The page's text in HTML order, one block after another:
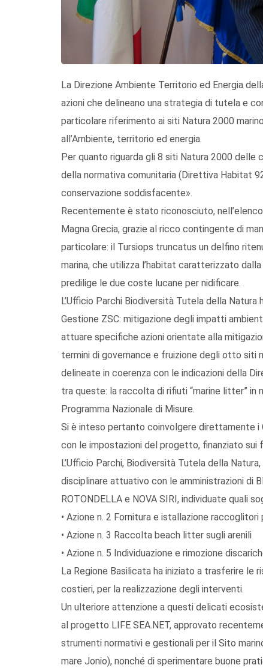
La Direzione Ambiente Territorio ed Energia
azioni che delineano una strategia di tutela e
particolare riferimento ai siti Natura 2000
all’Ambiente, territorio ed energia.
Per quanto riguarda gli 8 siti Natura 2000 delle
della normativa comunitaria (Direttiva Habitat
conservazione soddisfacente».
Recentemente è stato riconosciuto,
Magna Grecia, grazie al ricco contingente di
particolare: il Tursiops truncatus un delfino
marina, che utilizza l’habitat caratterizzato
predilige le due coste lucane per nidificare.
L’Ufficio Parchi Biodiversità Tutela della
Gestione ZSC: mitigazione degli impatti
attuare specifiche azioni orientate alla
termini di governance e fruizione degli otto siti
delineate in coerenza con le indicazioni della
tra queste: la raccolta di rifiuti “marine litter”
Programma Nazionale di Misure.
Si è inteso pertanto coinvolgere direttamente i
con le impostazioni del progetto, finanziato sui
L’Ufficio Parchi, Biodiversità Tutela della
disciplinare attuativo con le amministrazioni di
ROTONDELLA e NOVA SIRI, individuate
• Azione n. 2 Fornitura e istallazione
• Azione n. 3 Raccolta beach litter sugli arenili
• Azione n. 5 Individuazione e rimozione
La Regione Basilicata ha iniziato a trasferire le
costieri, per la realizzazione degli interventi.
Un ulteriore attenzione a questi delicati
al progetto LIFE SEA.NET, approvato
strumenti normativi e gestionali per il Sito
mare Jonio), nonché di sperimentare buone